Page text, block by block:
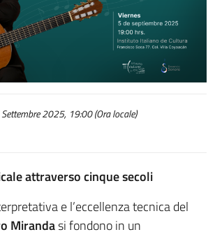
2025, 19:00 (Ora locale)
attraverso cinque secoli
e l’eccellenza tecnica del
Mirandasi fondono in un